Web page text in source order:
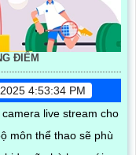
ĐIỂM
4:53:34 PM
live stream cho
môn thể thao sẽ phù